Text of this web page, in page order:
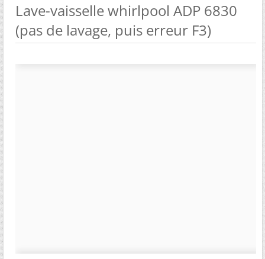
Lave-vaisselle whirlpool ADP 6830
(pas de lavage, puis erreur F3)